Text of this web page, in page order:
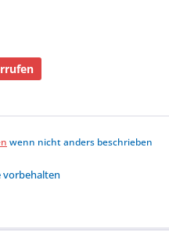
wenn nicht anders beschrieben
vorbehalten